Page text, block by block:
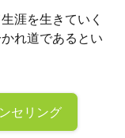
涯を生きていく
れ道であるとい
セリング